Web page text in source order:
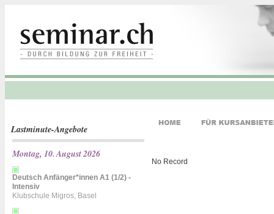
Lastminute-Angebote
Montag, 10. August 2026
Deutsch Anfänger*innen A1 (1/2) -
Intensiv
Klubschule Migros, Basel
No Record